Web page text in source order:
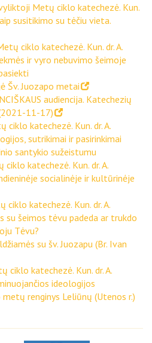
Metų ciklo katechezė. Kun.
susitikimo su tėčiu vieta.
ciklo katechezė. Kun. dr. A.
ir vyro nebuvimo šeimoje
Šv. Juozapo metai
audiencija. Katechezių
(2021-11-17)
katechezė. Kun. dr. A.
sutrikimai ir pasirinkimai
santykio sužeistumu
katechezė. Kun. dr. A.
socialinėje ir kultūrinėje
katechezė. Kun. dr. A.
su šeimos tėvu padeda ar trukdo
Tėvu?
su šv. Juozapu (Br. Ivan
katechezė. Kun. dr. A.
ideologijos
metų renginys Leliūnų (Utenos r.)